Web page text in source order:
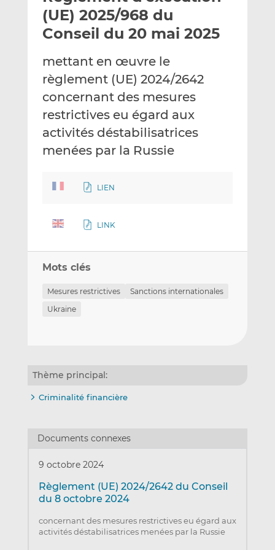
e
r
p
r
e
m
a
i
l
g
e
r
u
r
L
i
n
k
e
g
e
r
u
r
F
c
e
b
(UE) 2025/968 du
Conseil du 20 mai 2025
mettant en œuvre le
règlement (UE) 2024/2642
concernant des mesures
restrictives eu égard aux
activités déstabilisatrices
menées par la Russie
LIEN
LINK
Mots clés
Mesures restrictives
Sanctions internationales
Ukraine
Thème principal:
Criminalité financière
Documents connexes
9 octobre 2024
Règlement (UE) 2024/2642 du Conseil
du 8 octobre 2024
concernant des mesures restrictives eu égard aux
activités déstabilisatrices menées par la Russie